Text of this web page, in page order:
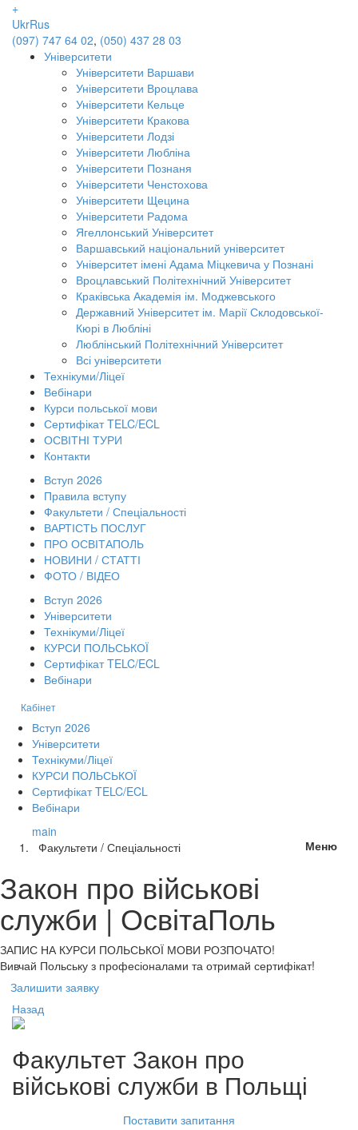
+
UkrRus
(097) 747 64 02, (050) 437 28 03
Університети
Університети Варшави
Університети Вроцлава
Університети Кельце
Університети Кракова
Університети Лодзі
Університети Любліна
Університети Познаня
Університети Ченстохова
Університети Щецина
Університети Радома
Ягеллонський Університет
Варшавський національний університет
Університет імені Адама Міцкевича у Познані
Вроцлавський Політехнічний Університет
Краківська Академія ім. Моджевського
Державний Університет ім. Марії Склодовської-
Кюрі в Любліні
Люблінський Політехнічний Університет
Всі університети
Технікуми/Ліцеї
Вебінари
Курси польської мови
Сертифікат TELC/ECL
ОСВІТНІ ТУРИ
Контакти
Вступ 2026
Правила вступу
Факультети / Спеціальності
ВАРТІСТЬ ПОСЛУГ
ПРО ОСВІТАПОЛЬ
НОВИНИ / СТАТТІ
ФОТО / ВІДЕО
Вступ 2026
Університети
Технікуми/Ліцеї
КУРСИ ПОЛЬСЬКОЇ
Сертифікат TELC/ECL
Вебінари
Кабінет
Вступ 2026
Університети
Технікуми/Ліцеї
КУРСИ ПОЛЬСЬКОЇ
Сертифікат TELC/ECL
Вебінари
Меню
main
Факультети / Спеціальності
Закон про військові
служби | ОсвітаПоль
ЗАПИС НА КУРСИ ПОЛЬСЬКОЇ МОВИ РОЗПОЧАТО!
Вивчай Польську з професіоналами та отримай сертифікат!
Залишити заявку
Назад
Факультет Закон про
військові служби в Польщі
Поставити запитання